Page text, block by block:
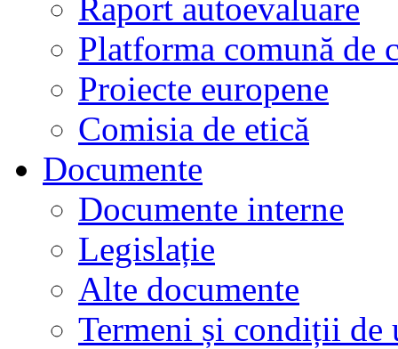
Raport autoevaluare
Platforma comună de
Proiecte europene
Comisia de etică
Documente
Documente interne
Legislație
Alte documente
Termeni și condiții de